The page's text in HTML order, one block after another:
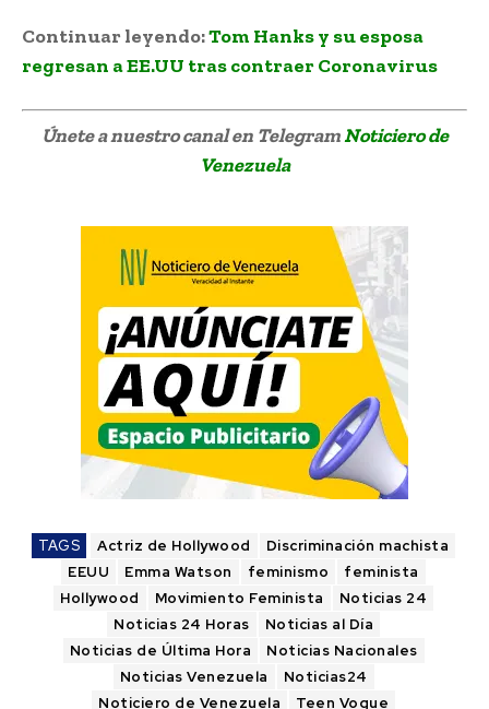
Continuar leyendo:Tom Hanks y su esposa
regresan a EE.UU tras contraer Coronavirus
Únete a nuestro canal en TelegramNoticiero de
Venezuela
TAGS Actriz de Hollywood
Discriminación machista
EEUU
Emma Watson feminismo
feminista
Hollywood
Movimiento Feminista
Noticias 24
Noticias 24 Horas
Noticias al Día
Noticias de Última Hora
Noticias Nacionales
Noticias Venezuela
Noticias24
Noticiero de Venezuela
Teen Vogue